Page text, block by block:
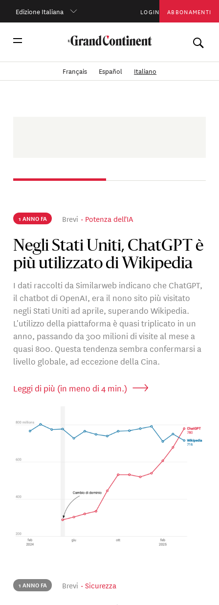
Edizione Italiana LOGIN ABBONAMENTI
Français Español Italiano
1 ANNO FA Brevi Potenza dell'IA
Negli Stati Uniti, ChatGPT è
più utilizzato di Wikipedia
I dati raccolti da Similarweb indicano che ChatGPT,
il chatbot di OpenAI, era il nono sito più visitato
negli Stati Uniti ad aprile, superando Wikipedia.
L'utilizzo della piattaforma è quasi triplicato in un
anno, passando da 300 milioni di visite al mese a
quasi 800. Questa tendenza sembra confermarsi a
livello globale, ad eccezione della Cina.
Leggi di più (in meno di 4 min.)
1 ANNO FA Brevi Sicurezza